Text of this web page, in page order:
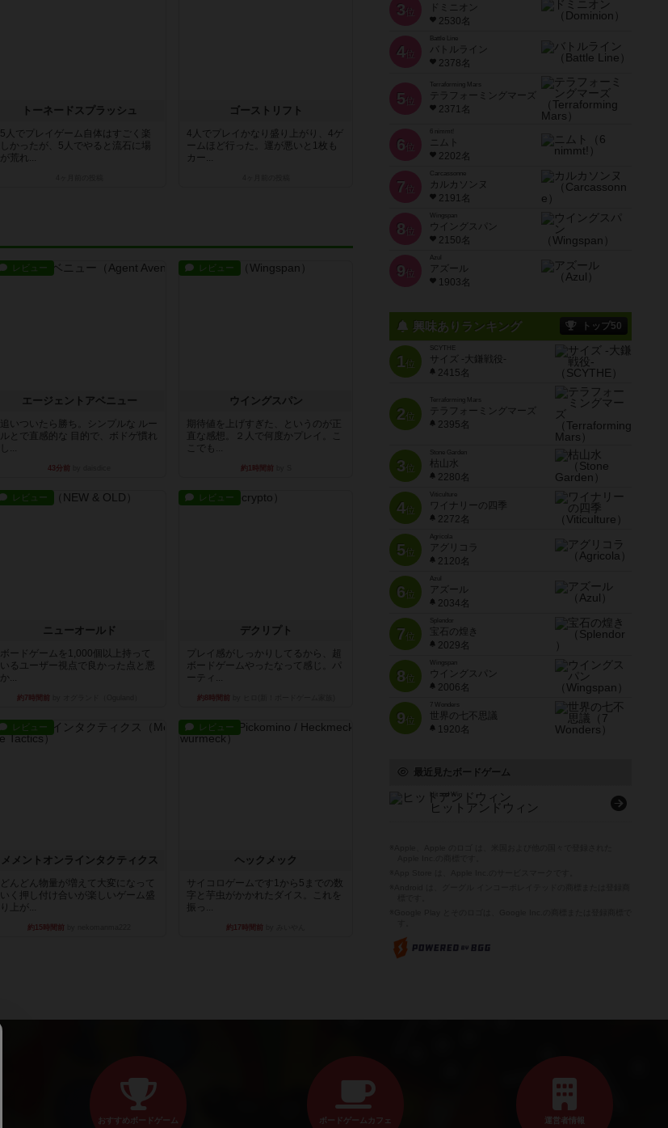
トーネードスプラッシュ
5人でプレイゲーム自体はすごく楽
しかったが、5人でやると流石に場
が荒れ...
ゴーストリフト
4人でプレイかなり盛り上がり、4ゲ
ームほど行った。運が悪いと1枚も
カー...
レビュー
エージェントアベニュー
追いついたら勝ち。シンプルな ルー
ルとで直感的な 目的で、ボドゲ慣れ
し...
43分前
レビュー
ウイングスパン
期待値を上げすぎた、というのが正
直な感想。２人で何度かプレイ。こ
こでも...
約1時間前
レビュー
ニューオールド
ボードゲームを1,000個以上持って
いるユーザー視点で良かった点と悪
か...
約7時間前
レビュー
デクリプト
プレイ感がしっかりしてるから、超
ボードゲームやったなって感じ。パ
ーティ...
約8時間前
レビュー
メメントオンラインタクティクス
どんどん物量が増えて大変になって
いく押し付け合いが楽しいゲーム盛
り上が...
約15時間前
レビュー
ヘックメック
サイコロゲームです1から5までの数
字と芋虫がかかれたダイス。これを
振っ...
約17時間前
3 位
ドミニオン
2530名
4位
Battle Line
バトルライン
2378名
5 位
Terraforming Mars
テラフォーミングマーズ
2371名
6 位
ニムト
2202名
7 位
Carcassonne
カルカソンヌ
2191名
8 位
Wingspan
ウイングスパン
2150名
9 位
Azul
アズール
1903名
興味ありランキング トップ50
1位
SCYTHE
サイズ -大鎌戦役-
2415名
2位
Terraforming Mars
テラフォーミングマーズ
2395名
3位
Stone Garden
枯山水
2280名
4位
Viticulture
ワイナリーの四季
2272名
5位
Agricola
アグリコラ
2120名
6位
Azul
アズール
2034名
7位
宝石の煌き
2029名
8位
Wingspan
ウイングスパン
2006名
9位
7 Wonders
世界の七不思議
1920名
最近見たボードゲーム
Hit and Win
ヒットアンドウィン
おすすめボードゲーム ボードゲームカフェ 運営者情報